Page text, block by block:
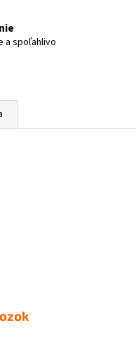
a spoľahlivo